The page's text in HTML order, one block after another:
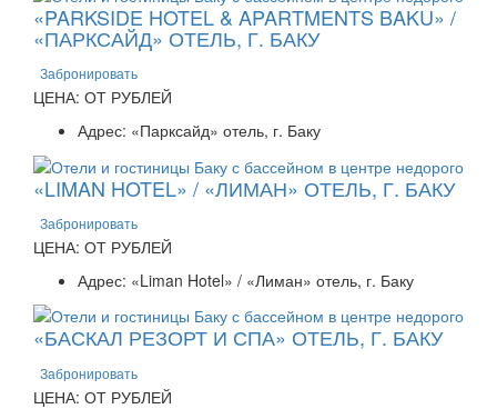
«PARKSIDE HOTEL & APARTMENTS BAKU» /
«ПАРКСАЙД» ОТЕЛЬ, Г. БАКУ
Забронировать
ЦЕНА: ОТ РУБЛЕЙ
Адрес: «Парксайд» отель, г. Баку
«LIMAN HOTEL» / «ЛИМАН» ОТЕЛЬ, Г. БАКУ
Забронировать
ЦЕНА: ОТ РУБЛЕЙ
Адрес: «Liman Hotel» / «Лиман» отель, г. Баку
«БАСКАЛ РЕЗОРТ И СПА» ОТЕЛЬ, Г. БАКУ
Забронировать
ЦЕНА: ОТ РУБЛЕЙ